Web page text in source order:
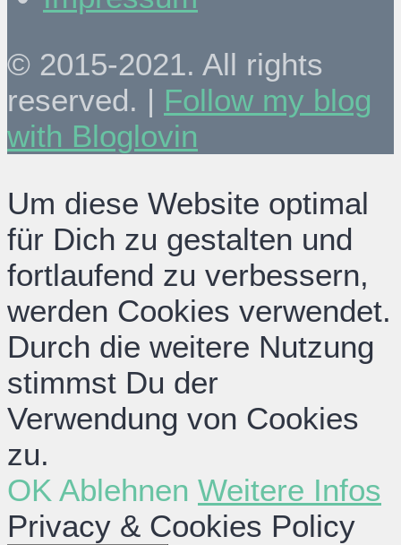
© 2015-2021. All rights
reserved. | Follow my blog
with Bloglovin
Um diese Website optimal
für Dich zu gestalten und
fortlaufend zu verbessern,
werden Cookies verwendet.
Durch die weitere Nutzung
stimmst Du der
Verwendung von Cookies
zu.
OK Ablehnen Weitere Infos
Privacy & Cookies Policy